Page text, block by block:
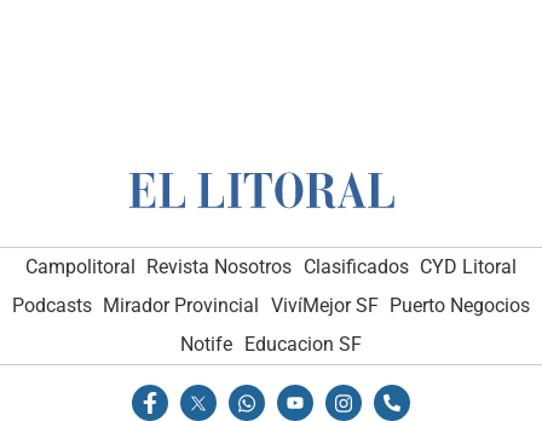
Campolitoral Revista Nosotros Clasificados CYD Litoral
Podcasts Mirador Provincial VivíMejor SF Puerto Negocios
Notife Educacion SF